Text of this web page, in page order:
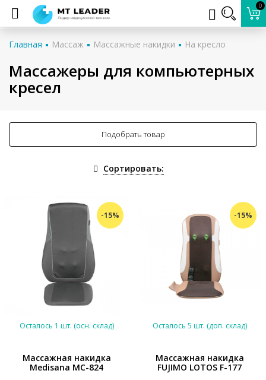
0
Главная Массаж Массажные накидки На кресло
Массажеры для компьютерных
кресел
Подобрать товар
Сортировать:
-15%
Осталось 1 шт. (осн. склад)
Массажная накидка
Medisana MC-824
-15%
*}
Осталось 5 шт. (доп. склад)
Массажная накидка
FUJIMO LOTOS F-177